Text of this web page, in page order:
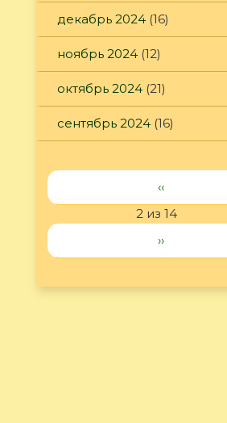
декабрь 2024 (16)
ноябрь 2024 (12)
октябрь 2024 (21)
сентябрь 2024 (16)
‹‹
2 из 14
››